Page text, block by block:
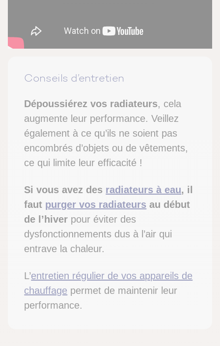
Conseils d’entretien
Dépoussiérez vos radiateurs, cela
augmente leur performance. Veillez
également à ce qu’ils ne soient pas
encombrés d’objets ou de vêtements,
ce qui limite leur efficacité !
Si vous avez des radiateurs à eau, il
faut purger vos radiateurs au début
de l’hiver pour éviter des
dysfonctionnements dus à l’air qui
entrave la chaleur.
L’entretien régulier de vos appareils de
chauffage permet de maintenir leur
performance.